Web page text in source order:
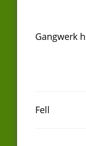
Gangwerk
Fell